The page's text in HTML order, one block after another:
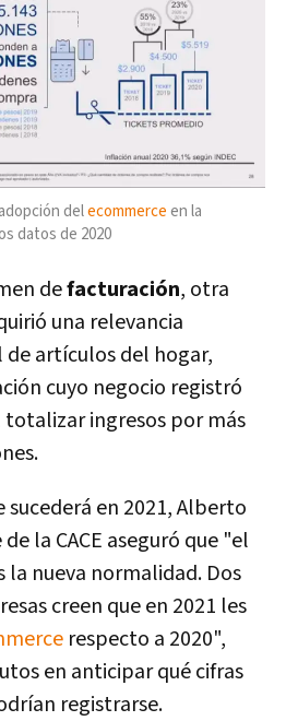
delecommerce en la
datos de 2020
defacturación, otra
una relevancia
artículos del hogar,
cuyo negocio registró
totalizar ingresos por más
sucederá en 2021, Alberto
la CACE aseguró que "el
la nueva normalidad. Dos
creen que en 2021 les
respecto a 2020",
en anticipar qué cifras
registrarse.